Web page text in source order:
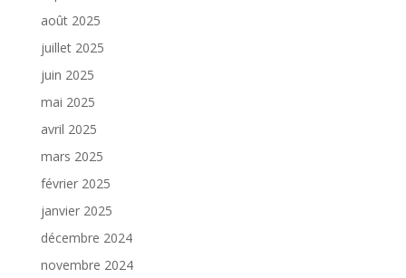
août 2025
juillet 2025
juin 2025
mai 2025
avril 2025
mars 2025
février 2025
janvier 2025
décembre 2024
novembre 2024